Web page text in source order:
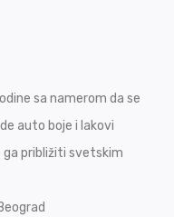
sa namerom da se
auto boje i lakovi
približiti svetskim